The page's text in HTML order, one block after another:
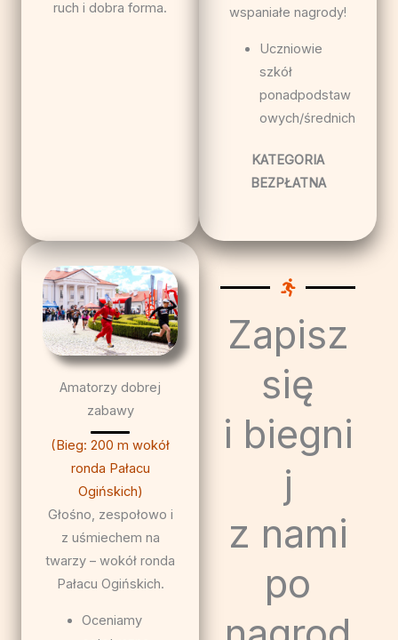
ruch i dobra forma.
wspaniałe nagrody!
Uczniowie
szkół
ponadpodstaw
owych/średnich
KATEGORIA
BEZPŁATNA
Amatorzy dobrej
zabawy
(Bieg: 200 m wokół
ronda Pałacu
Ogińskich)
Głośno, zespołowo i
z uśmiechem na
twarzy – wokół ronda
Pałacu Ogińskich.
Oceniamy
Zapisz
się
i biegni
j
z nami
po